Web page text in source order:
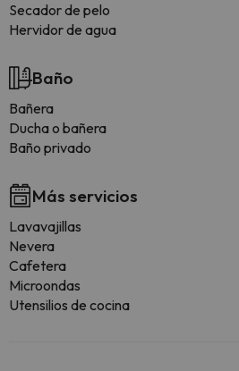
Secador de pelo
Hervidor de agua
Baño
Bañera
Ducha o bañera
Baño privado
Más servicios
Lavavajillas
Nevera
Cafetera
Microondas
Utensilios de cocina